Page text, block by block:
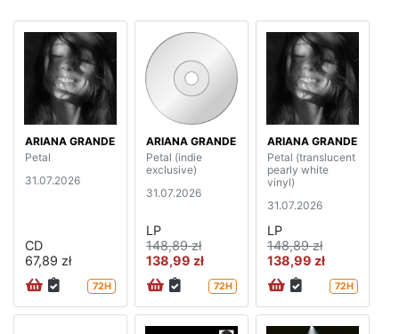
ARIANA GRANDE
Petal
31.07.2026
CD
67,89 zł
72H
ARIANA GRANDE
Petal (indie
exclusive)
31.07.2026
LP
148,89 zł
138,99 zł
72H
ARIANA GRANDE
Petal (translucent
pearly white
vinyl)
31.07.2026
LP
148,89 zł
138,99 zł
72H